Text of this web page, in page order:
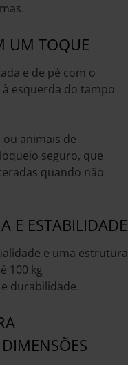
UM TOQUE
e de pé com o
esquerda do tampo
animais de
seguro, que
quando não
E ESTABILIDADE
e uma estrutura
100 kg
durabilidade.